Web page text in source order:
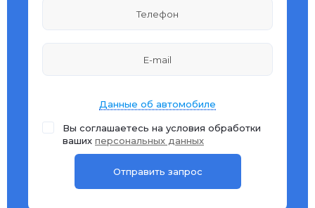
Данные об автомобиле
Вы соглашаетесь на условия обработки
ваших персональных данных